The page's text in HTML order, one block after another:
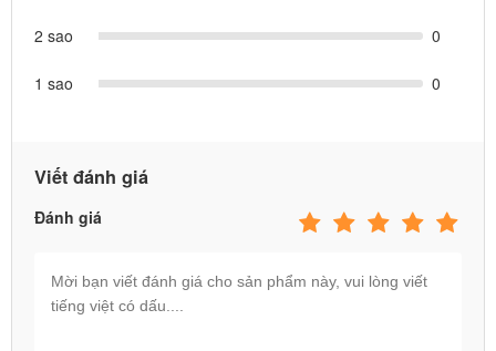
2 sao 0
1 sao 0
Viết đánh giá
Đánh giá